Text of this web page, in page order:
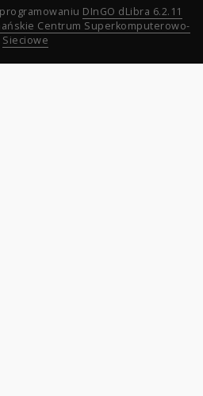
DInGO dLibra 6.2.11
Centrum Superkomputerowo-
Sieciowe